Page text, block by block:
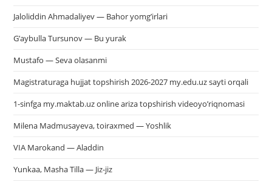
Jaloliddin Ahmadaliyev — Bahor yomg’irlari
G’aybulla Tursunov — Bu yurak
Mustafo — Seva olasanmi
Magistraturaga hujjat topshirish 2026-2027 my.edu.uz sayti orqali
1-sinfga my.maktab.uz online ariza topshirish videoyo’riqnomasi
Milena Madmusayeva, toiraxmed — Yoshlik
VIA Marokand — Aladdin
Yunkaa, Masha Tilla — Jiz-jiz